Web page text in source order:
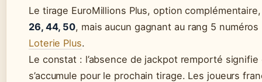
Le tirage EuroMillions Plus, option
26, 44, 50, mais aucun gagnant au rang 5
Loterie Plus.
Le constat : l’absence de jackpot remporté
s’accumule pour le prochain tirage. Les joueurs